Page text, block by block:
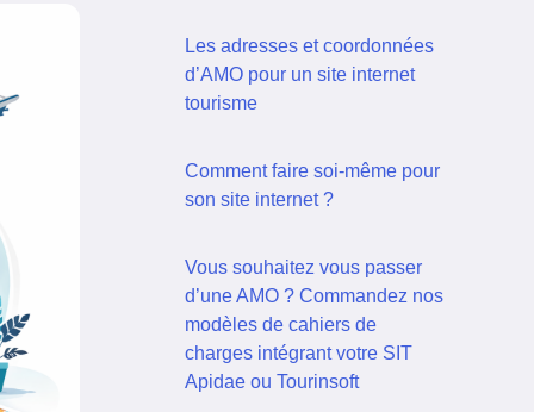
Les adresses et coordonnées
d’AMO pour un site internet
tourisme
Comment faire soi-même pour
son site internet ?
Vous souhaitez vous passer
d’une AMO ? Commandez nos
modèles de cahiers de
charges intégrant votre SIT
Apidae ou Tourinsoft